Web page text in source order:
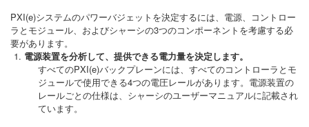
PXI(e)システムのパワーバジェットを決定するには、電源、コントロー
ラとモジュール、およびシャーシの3つのコンポーネントを考慮する必
要があります。
電源装置を分析して、提供できる電力量を決定します。
すべてのPXI(e)バックプレーンには、すべてのコントローラとモ
ジュールで使用できる4つの電圧レールがあります。電源装置の
レールごとの仕様は、シャーシのユーザーマニュアルに記載され
ています。